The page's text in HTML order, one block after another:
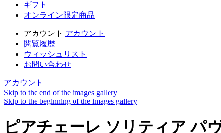
ギフト
オンライン限定商品
アカウント アカウント
閲覧履歴
ウィッシュリスト
お問い合わせ
アカウント
Skip to the end of the images gallery
Skip to the beginning of the images gallery
ピアチェーレ ソリティア パ